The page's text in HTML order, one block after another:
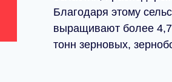
Благодаря этому
выращивают более
тонн зерновых,